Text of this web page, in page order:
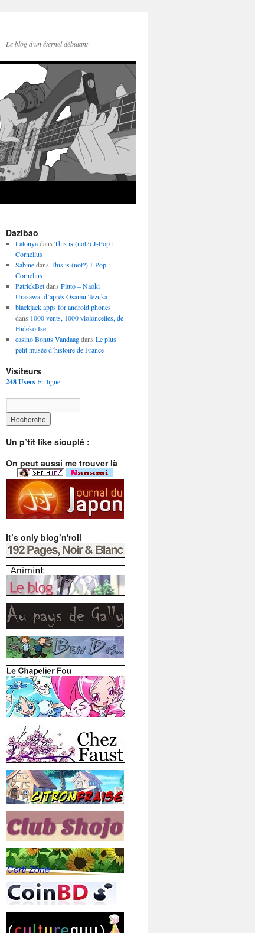
Le blog d'un éternel débutant
Dazibao
Latonyadans This is (not?) J-Pop :
Cornelius
Sabinedans This is (not?) J-Pop :
Cornelius
PatrickBetdans Pluto – Naoki
Urasawa, d’après Osamu Tezuka
blackjack apps for android phones
dans 1000 vents, 1000 violoncelles, de
Hideko Ise
casino Bonus Vandaagdans Le plus
petit musée d’histoire de France
Visiteurs
248 UsersEn ligne
Un p’tit like siouplé :
On peut aussi me trouver là
It’s only blog’n'roll